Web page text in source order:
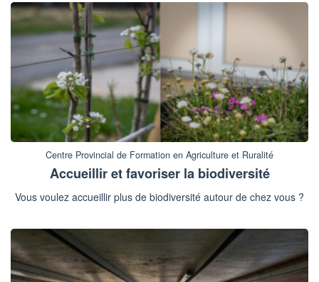
Centre Provincial de Formation en Agriculture et Ruralité
Accueillir et favoriser la biodiversité
Vous voulez accueillir plus de biodiversité autour de chez vous ?